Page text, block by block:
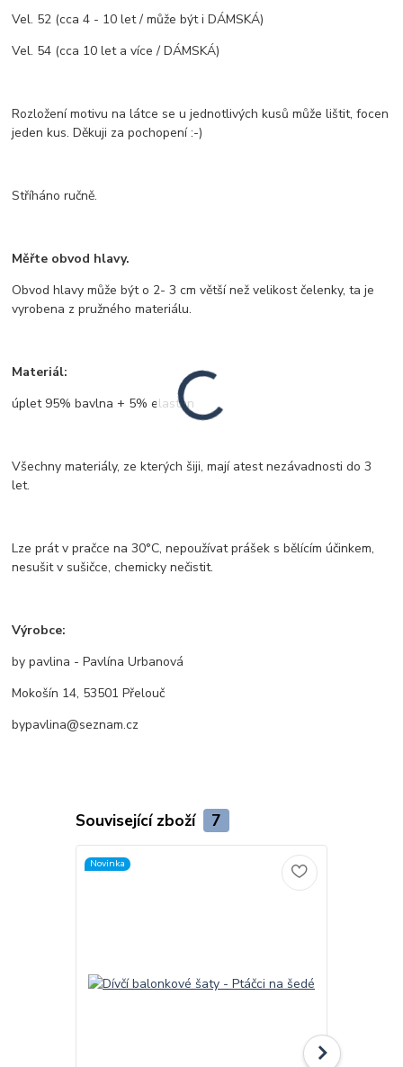
Vel. 52 (cca 4 - 10 let / může být i DÁMSKÁ)
Vel. 54 (cca 10 let a více / DÁMSKÁ)
Rozložení motivu na látce se u jednotlivých kusů může lištit, focen
jeden kus. Děkuji za pochopení :-)
Stříháno ručně.
Měřte obvod hlavy.
Obvod hlavy může být o 2- 3 cm větší než velikost čelenky, ta je
vyrobena z pružného materiálu.
Materiál:
úplet 95% bavlna + 5% elastan
Všechny materiály, ze kterých šiji, mají atest nezávadnosti do 3
let.
Lze prát v pračce na 30°C, nepoužívat prášek s bělícím účinkem,
nesušit v sušičce, chemicky nečistit.
Výrobce:
by pavlina - Pavlína Urbanová
Mokošín 14, 53501 Přelouč
bypavlina@seznam.cz
Související zboží 7
Novinka